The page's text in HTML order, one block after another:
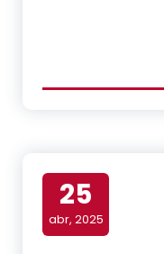
25
abr, 2025